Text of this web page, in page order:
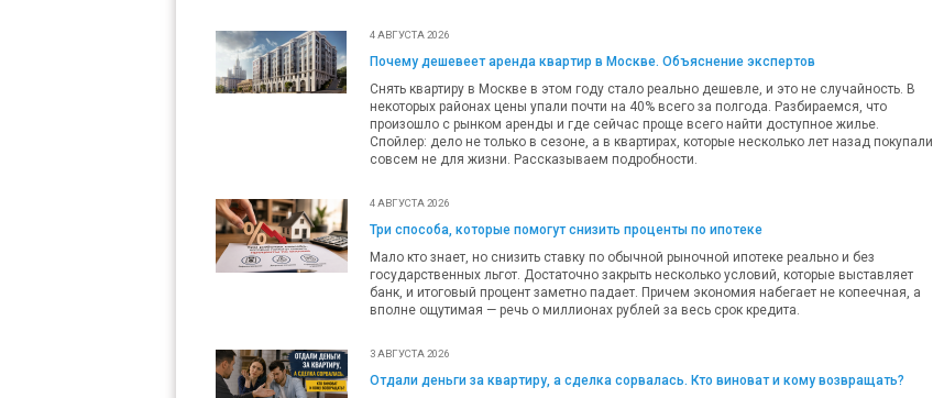
4 АВГУСТА 2026
Почему дешевеет аренда квартир в Москве. Объяснение экспертов
Снять квартиру в Москве в этом году стало реально дешевле, и это не случайность. В
некоторых районах цены упали почти на 40% всего за полгода. Разбираемся, что
произошло с рынком аренды и где сейчас проще всего найти доступное жилье.
Спойлер: дело не только в сезоне, а в квартирах, которые несколько лет назад покупали
совсем не для жизни. Рассказываем подробности.
4 АВГУСТА 2026
Три способа, которые помогут снизить проценты по ипотеке
Мало кто знает, но снизить ставку по обычной рыночной ипотеке реально и без
государственных льгот. Достаточно закрыть несколько условий, которые выставляет
банк, и итоговый процент заметно падает. Причем экономия набегает не копеечная, а
вполне ощутимая — речь о миллионах рублей за весь срок кредита.
3 АВГУСТА 2026
Отдали деньги за квартиру, а сделка сорвалась. Кто виноват и кому возвращать?